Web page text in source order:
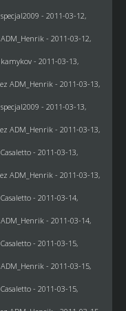
specjal2009 - 2011-03-12,
ADM_Henrik - 2011-03-12,
kamykov- 2011-03-13,
ADM_Henrik - 2011-03-13,
specjal2009 - 2011-03-13,
ADM_Henrik - 2011-03-13,
Casaletto- 2011-03-13,
ADM_Henrik - 2011-03-13,
Casaletto- 2011-03-14,
ADM_Henrik - 2011-03-14,
Casaletto- 2011-03-15,
ADM_Henrik - 2011-03-15,
Casaletto- 2011-03-15,